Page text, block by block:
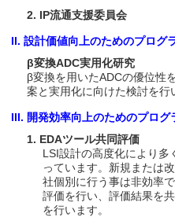
2. IP流通支援委員会
II. 設計価値向上のためのプログ
β変換ADC実用化研究
β変換を用いたADCの優位性
案と実用化に向けた検討を行
III. 開発効率向上のためのプログ
1. EDAツール共同評価
LSI設計の高度化により多
っています。新規または
社個別に行う事は非効率
評価を行い、評価結果を
を行います。